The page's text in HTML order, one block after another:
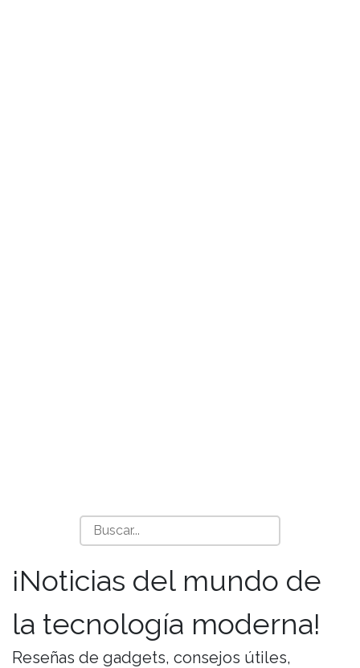
¡Noticias del mundo de
la tecnología moderna!
Reseñas de gadgets, consejos útiles,